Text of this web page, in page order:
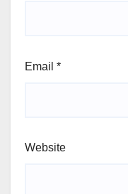
Email *
Website